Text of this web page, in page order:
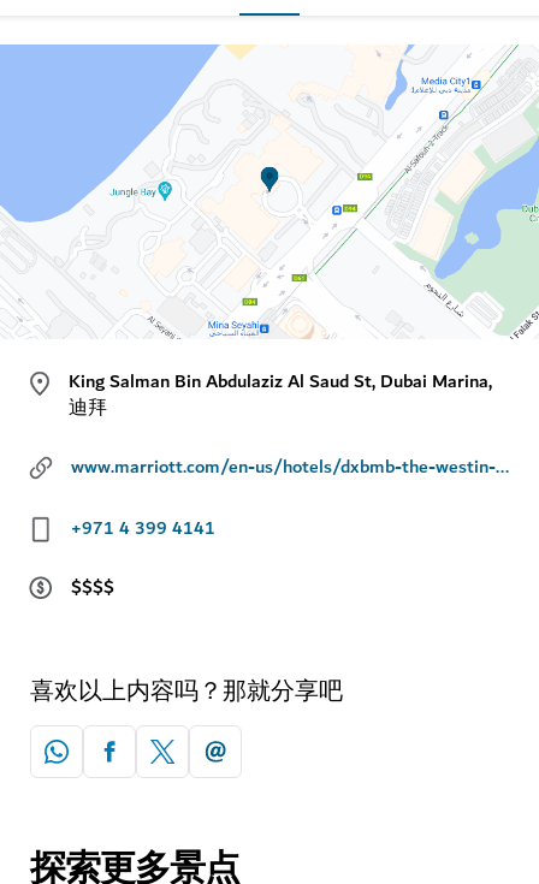
King Salman Bin Abdulaziz Al Saud St, Dubai Marina,
迪拜
www.marriott.com/en-us/hotels/dxbmb-the-westin-dubai-mina-seyahi-beach-resort-and-marina/overview/
+971 4 399 4141
$$$$
喜欢以上内容吗？那就分享吧
探索更多景点